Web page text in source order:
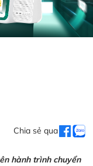
Chia sẻ qua
hành trình chuyển